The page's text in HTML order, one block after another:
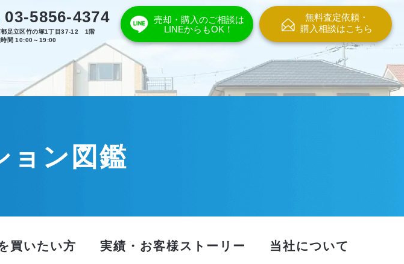
03-5856-4374
都足立区竹の塚1丁目37-12 1階
時間 10:00～19:00
売却・購入のご相談は
LINEからもOK！
無料査定依頼・
購入相談はこちら
ョン図鑑
買いたい方 実績・お客様ストーリー 当社について